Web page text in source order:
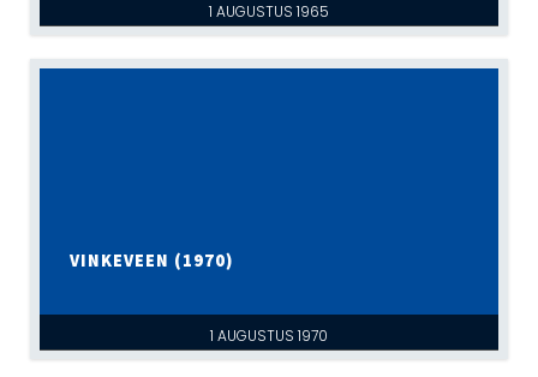
1 AUGUSTUS 1965
1 AUGUSTUS 1970
VINKEVEEN (1970)